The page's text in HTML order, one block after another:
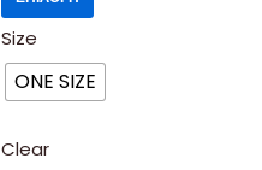
Size
ONE SIZE
Clear